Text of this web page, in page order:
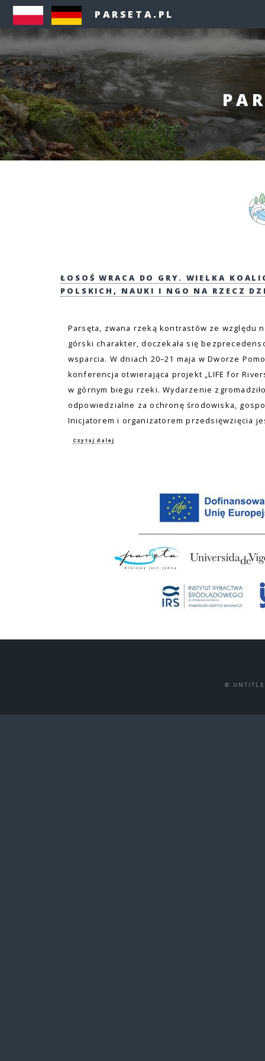
PARSETA.PL
ŁOSOŚ WRACA DO GRY. WIELKA
POLSKICH, NAUKI I NGO NA RZECZ
Parsęta, zwana rzeką kontrastów ze względu
górski charakter, doczekała się
wsparcia. W dniach 20–21 maja w Dworze
konferencja otwierająca projekt „LIFE for
w górnym biegu rzeki. Wydarzenie
odpowiedzialne za ochronę środowiska,
Inicjatorem i organizatorem przedsięwzięcia
Czytaj dalej
©